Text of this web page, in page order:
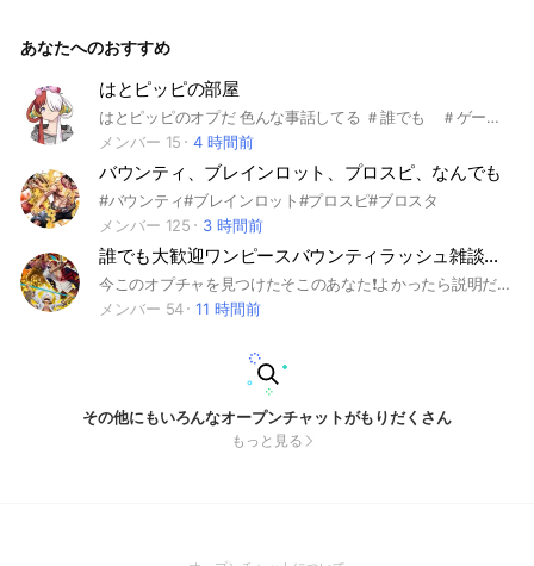
す！ #バウンティ#バウンティラッシュ#ONEPIECE#初心者歓
#交流戦#ゲーム#BOUNTY#BOUNTYRush#ガチ勢#エンジョ
あなたへのおすすめ
はとピッピの部屋
はとピッピのオプだ 色んな事話してる ＃誰でも ＃ゲーム ＃漫画 ＃アニメ
メンバー 15
4 時間前
バウンティ、ブレインロット、プロスピ、なんでも
#バウンティ#ブレインロット#プロスピ#ブロスタ
メンバー 125
3 時間前
誰でも大歓迎ワンピースバウンティラッシュ雑談オープンチャット
今このオプチャを見つけたそこのあなた❗️よかったら説明だけでも聞いてってよ〜 このオープンチャットに興味を持っていただきありがとうございます！ ここはバウンティラッシュについて色々話しあったり交流戦やリーグ募集をするオプです。荒らしや映画、アニメ等のネタバレは絶対NGです❌垢販売やアカウント交換も絶対NGです❌(即抜けOK)ルールを守り楽しいオープンチャットにしましょう！
メンバー 54
11 時間前
その他にもいろんなオープンチャットがもりだくさん
もっと見る